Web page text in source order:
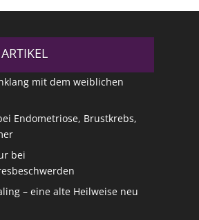
mit dem weiblichen
Endometriose, Brustkrebs,
bei
– eine alte Heilweise neu